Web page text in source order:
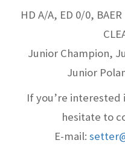
HD A/A, ED 0/0,
Junior Champion,
Junior
If you’re
hesitate to
E-mail: